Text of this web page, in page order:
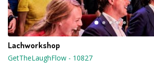
Lachworkshop
GetTheLaughFlow - 10827